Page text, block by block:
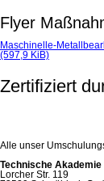
Flyer
Maschinelle-
(597,9 KiB)
Zertifiziert
Alle unser
Technische
Lorcher Str. 119